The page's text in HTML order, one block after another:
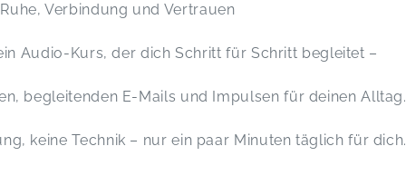
Verbindung und Vertrauen
Audio-Kurs, der dich Schritt für Schritt begleitet –
begleitenden E-Mails und Impulsen für deinen Alltag.
keine Technik – nur ein paar Minuten täglich für dich.